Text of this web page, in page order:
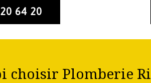
64 20
choisir Plomberie